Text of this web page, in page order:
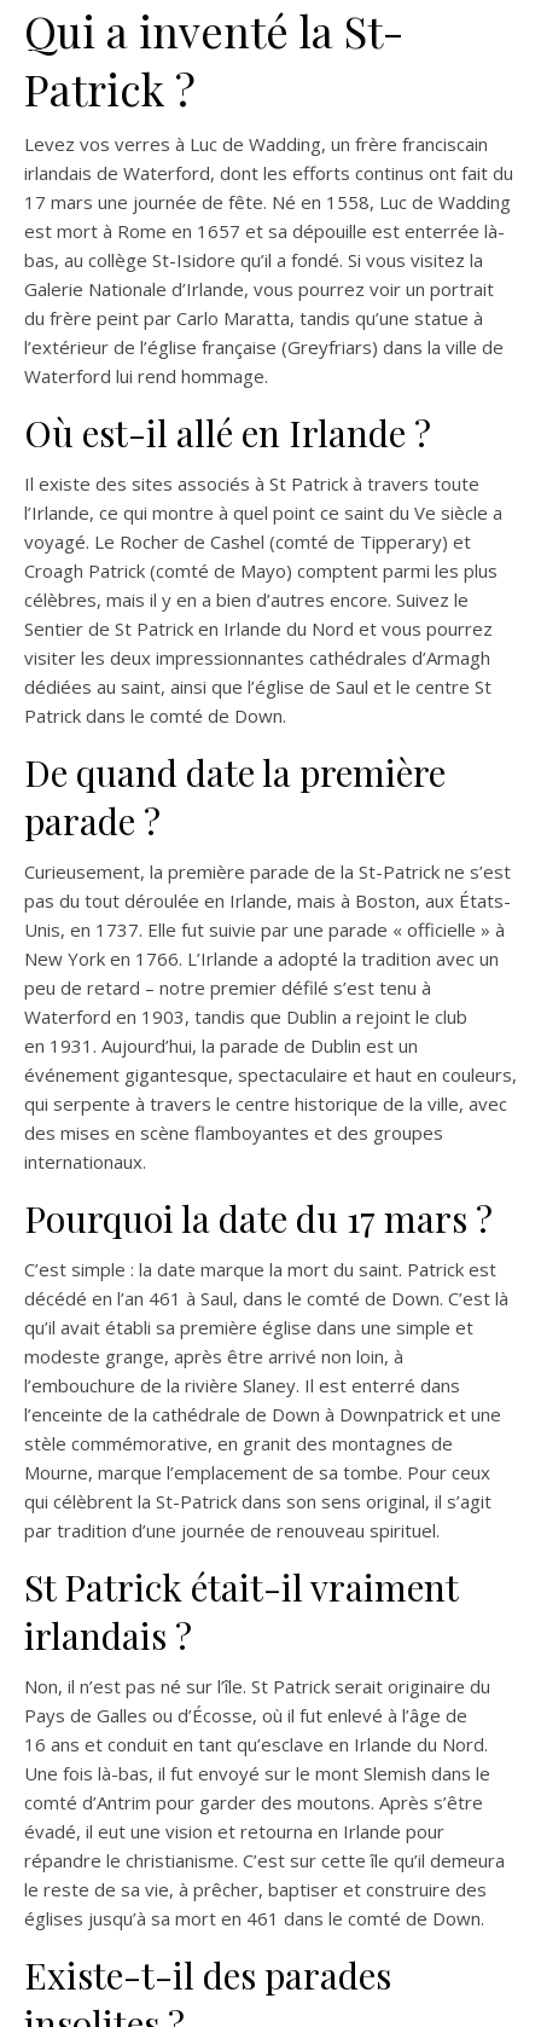
Qui a inventé la St-
Patrick ?
Levez vos verres à Luc de Wadding, un frère franciscain
irlandais de Waterford, dont les efforts continus ont fait du
17 mars une journée de fête. Né en 1558, Luc de Wadding
est mort à Rome en 1657 et sa dépouille est enterrée là-
bas, au collège St-Isidore qu’il a fondé. Si vous visitez la
Galerie Nationale d’Irlande, vous pourrez voir un portrait
du frère peint par Carlo Maratta, tandis qu’une statue à
l’extérieur de l’église française (Greyfriars) dans la ville de
Waterford lui rend hommage.
Où est-il allé en Irlande ?
Il existe des sites associés à St Patrick à travers toute
l’Irlande, ce qui montre à quel point ce saint du Ve siècle a
voyagé. Le Rocher de Cashel (comté de Tipperary) et
Croagh Patrick (comté de Mayo) comptent parmi les plus
célèbres, mais il y en a bien d’autres encore. Suivez le
Sentier de St Patrick en Irlande du Nord et vous pourrez
visiter les deux impressionnantes cathédrales d’Armagh
dédiées au saint, ainsi que l’église de Saul et le centre St
Patrick dans le comté de Down.
De quand date la première
parade ?
Curieusement, la première parade de la St-Patrick ne s’est
pas du tout déroulée en Irlande, mais à Boston, aux États-
Unis, en 1737. Elle fut suivie par une parade « officielle » à
New York en 1766. L’Irlande a adopté la tradition avec un
peu de retard – notre premier défilé s’est tenu à
Waterford en 1903, tandis que Dublin a rejoint le club
en 1931. Aujourd’hui, la parade de Dublin est un
événement gigantesque, spectaculaire et haut en couleurs,
qui serpente à travers le centre historique de la ville, avec
des mises en scène flamboyantes et des groupes
internationaux.
Pourquoi la date du 17 mars ?
C’est simple : la date marque la mort du saint. Patrick est
décédé en l’an 461 à Saul, dans le comté de Down. C’est là
qu’il avait établi sa première église dans une simple et
modeste grange, après être arrivé non loin, à
l’embouchure de la rivière Slaney. Il est enterré dans
l’enceinte de la cathédrale de Down à Downpatrick et une
stèle commémorative, en granit des montagnes de
Mourne, marque l’emplacement de sa tombe. Pour ceux
qui célèbrent la St-Patrick dans son sens original, il s’agit
par tradition d’une journée de renouveau spirituel.
St Patrick était-il vraiment
irlandais ?
Non, il n’est pas né sur l’île. St Patrick serait originaire du
Pays de Galles ou d’Écosse, où il fut enlevé à l’âge de
16 ans et conduit en tant qu’esclave en Irlande du Nord.
Une fois là-bas, il fut envoyé sur le mont Slemish dans le
comté d’Antrim pour garder des moutons. Après s’être
évadé, il eut une vision et retourna en Irlande pour
répandre le christianisme. C’est sur cette île qu’il demeura
le reste de sa vie, à prêcher, baptiser et construire des
églises jusqu’à sa mort en 461 dans le comté de Down.
Existe-t-il des parades